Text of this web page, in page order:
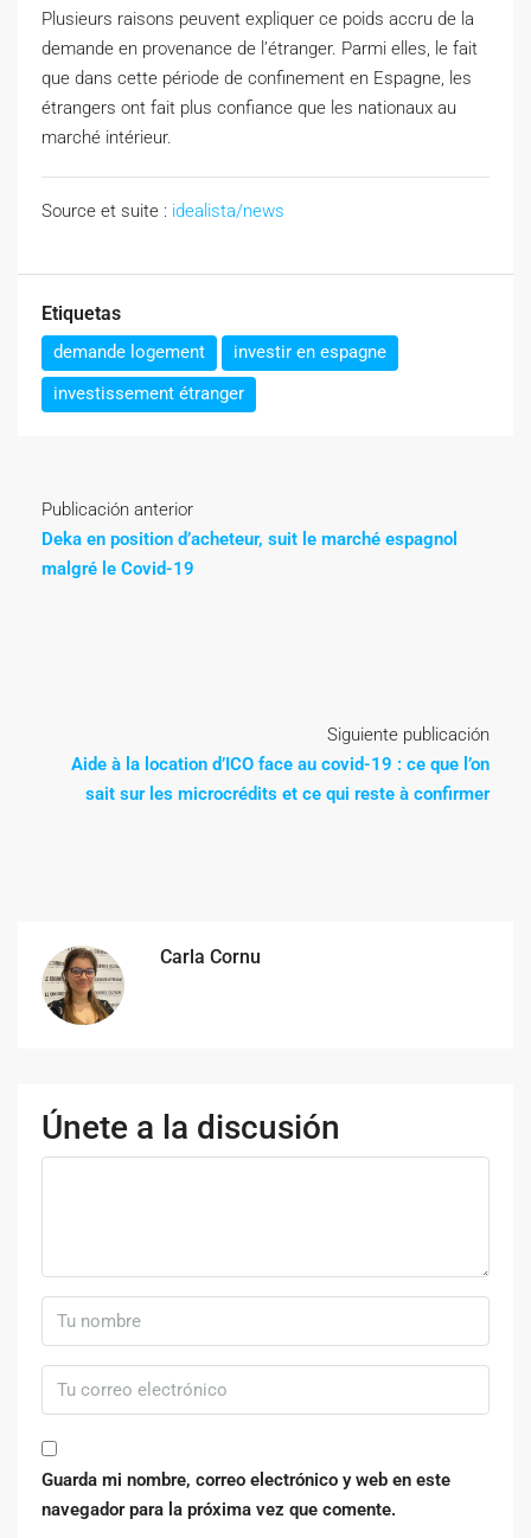
Plusieurs raisons peuvent expliquer ce poids accru de la
demande en provenance de l’étranger. Parmi elles, le fait
que dans cette période de confinement en Espagne, les
étrangers ont fait plus confiance que les nationaux au
marché intérieur.
Source et suite : idealista/news
Etiquetas
demande logement
investir en espagne
investissement étranger
Publicación anterior
Deka en position d’acheteur, suit le marché espagnol
malgré le Covid-19
Siguiente publicación
Aide à la location d’ICO face au covid-19 : ce que l’on
sait sur les microcrédits et ce qui reste à confirmer
Carla Cornu
Únete a la discusión
Guarda mi nombre, correo electrónico y web en este
navegador para la próxima vez que comente.